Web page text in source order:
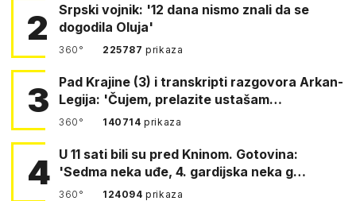
2
Srpski vojnik: '12 dana nismo znali da se
dogodila Oluja'
360° 225787prikaza
3
Pad Krajine (3) i transkripti razgovora Arkan-
Legija: 'Čujem, prelazite ustašam…
360° 140714prikaza
4 U 11 sati bili su pred Kninom. Gotovina:
'Sedma neka uđe, 4. gardijska neka g…
360° 124094prikaza